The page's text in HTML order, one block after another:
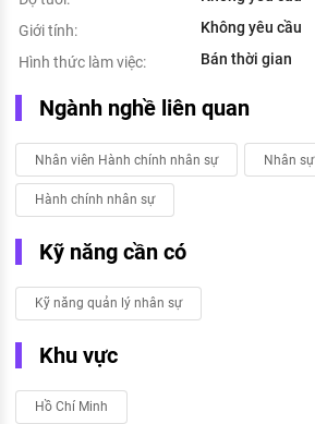
Giới tính:
Không yêu cầu
Hình thức làm việc:
Bán thời gian
Ngành nghề liên quan
Nhân viên Hành chính nhân sự Nhân sự
Hành chính nhân sự
Kỹ năng cần có
Kỹ năng quản lý nhân sự
Khu vực
Hồ Chí Minh